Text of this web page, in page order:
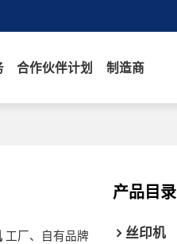
合作伙伴计划 制造商
工厂、自有品牌
产品目录
丝印机